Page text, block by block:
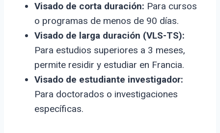
Visado de corta duración: Para cursos
o programas de menos de 90 días.
Visado de larga duración (VLS-TS):
Para estudios superiores a 3 meses,
permite residir y estudiar en Francia.
Visado de estudiante investigador:
Para doctorados o investigaciones
específicas.